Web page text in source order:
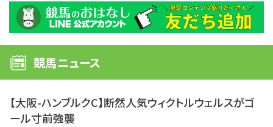
競馬ニュース
【大阪-ハンブルクC】断然人気ウィクトルウェルスがゴ
ール寸前強襲